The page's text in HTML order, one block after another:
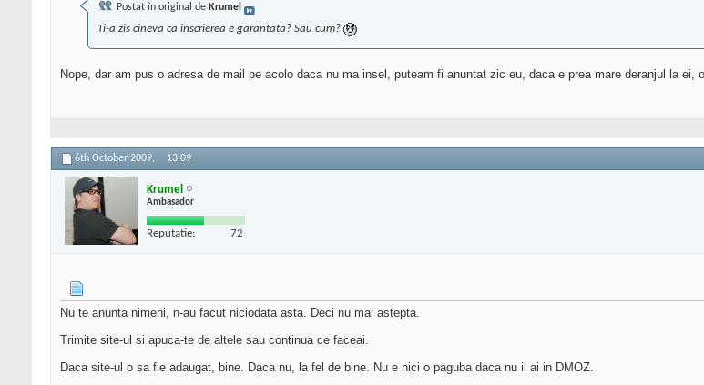
Postat în original de Krumel
Ti-a zis cineva ca inscrierea e garantata? Sau cum?
Nope, dar am pus o adresa de mail pe acolo daca nu ma insel, puteam fi anuntat zic eu, daca e prea mare deranjul la ei,
6th October 2009, 13:09
Krumel
Ambasador
Reputatie: 72
Nu te anunta nimeni, n-au facut niciodata asta. Deci nu mai astepta.
Trimite site-ul si apuca-te de altele sau continua ce faceai.
Daca site-ul o sa fie adaugat, bine. Daca nu, la fel de bine. Nu e nici o paguba daca nu il ai in DMOZ.